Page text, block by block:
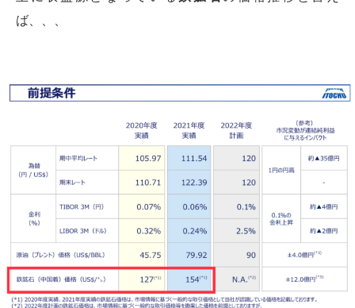
ば、、、